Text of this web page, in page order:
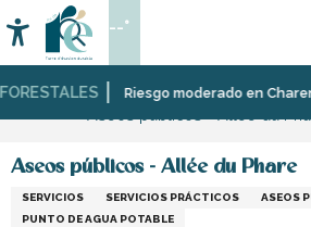
au
contenu
principal
Riesgo moderado en
Accessibilité
Buscar
--°
Página Web InfórmeseTiendas
Aseos públicos - Allée du Phare
SERVICIOS SERVICIOS PRÁCTICOS
ASEOS
PUNTO DE AGUA POTABLE